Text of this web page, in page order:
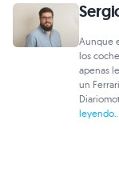
Aunque
los
apenas
un
leyendo...